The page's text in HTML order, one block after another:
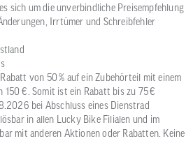
sich um die unverbindliche Preisempfehlung
Irrtümer und Schreibfehler
von 50 % auf ein Zubehörteil mit einem
150 €. Somit ist ein Rabatt bis zu 75 €
bei Abschluss eines Dienstrad
in allen Lucky Bike Filialen und im
mit anderen Aktionen oder Rabatten. Keine